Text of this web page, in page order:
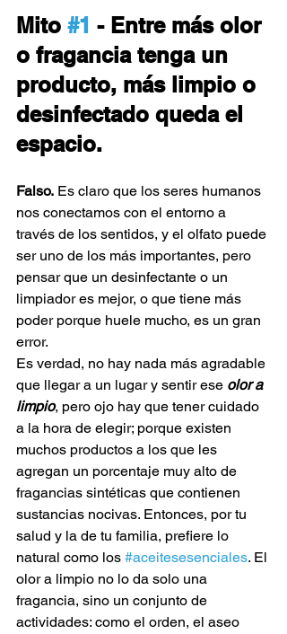
Mito #1 - Entre más olor
o fragancia tenga un
producto, más limpio o
desinfectado queda el
espacio.
Falso. Es claro que los seres humanos
nos conectamos con el entorno a
través de los sentidos, y el olfato puede
ser uno de los más importantes, pero
pensar que un desinfectante o un
limpiador es mejor, o que tiene más
poder porque huele mucho, es un gran
error.
Es verdad, no hay nada más agradable
que llegar a un lugar y sentir ese olor a
limpio, pero ojo hay que tener cuidado
a la hora de elegir; porque existen
muchos productos a los que les
agregan un porcentaje muy alto de
fragancias sintéticas que contienen
sustancias nocivas. Entonces, por tu
salud y la de tu familia, prefiere lo
natural como los #aceitesesenciales. El
olor a limpio no lo da solo una
fragancia, sino un conjunto de
actividades: como el orden, el aseo